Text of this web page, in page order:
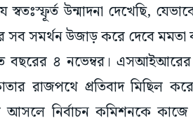
উন্মাদনা দেখেছি,
সব সমর্থন উজাড় করে দেবে মমতা
বছরের ৪ নভেম্বর। এসআইআরের
রাজপথে প্রতিবাদ মিছিল
নির্বাচন কমিশনকে কাজে